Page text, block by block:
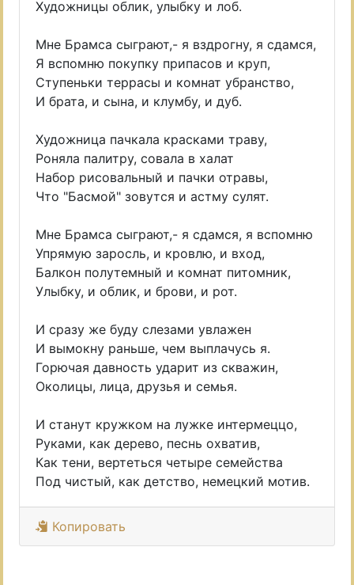
Художницы облик, улыбку и лоб.
Мне Брамса сыграют,- я вздрогну, я сдамся,
Я вспомню покупку припасов и круп,
Ступеньки террасы и комнат убранство,
И брата, и сына, и клумбу, и дуб.
Художница пачкала красками траву,
Роняла палитру, совала в халат
Набор рисовальный и пачки отравы,
Что "Басмой" зовутся и астму сулят.
Мне Брамса сыграют,- я сдамся, я вспомню
Упрямую заросль, и кровлю, и вход,
Балкон полутемный и комнат питомник,
Улыбку, и облик, и брови, и рот.
И сразу же буду слезами увлажен
И вымокну раньше, чем выплачусь я.
Горючая давность ударит из скважин,
Околицы, лица, друзья и семья.
И станут кружком на лужке интермеццо,
Руками, как дерево, песнь охватив,
Как тени, вертеться четыре семейства
Под чистый, как детство, немецкий мотив.
Копировать